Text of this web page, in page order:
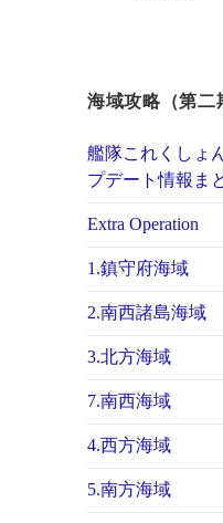
海域攻略（第二
艦隊これくしょ
プデート情報ま
Extra Operation
1.鎮守府海域
2.南西諸島海域
3.北方海域
7.南西海域
4.西方海域
5.南方海域